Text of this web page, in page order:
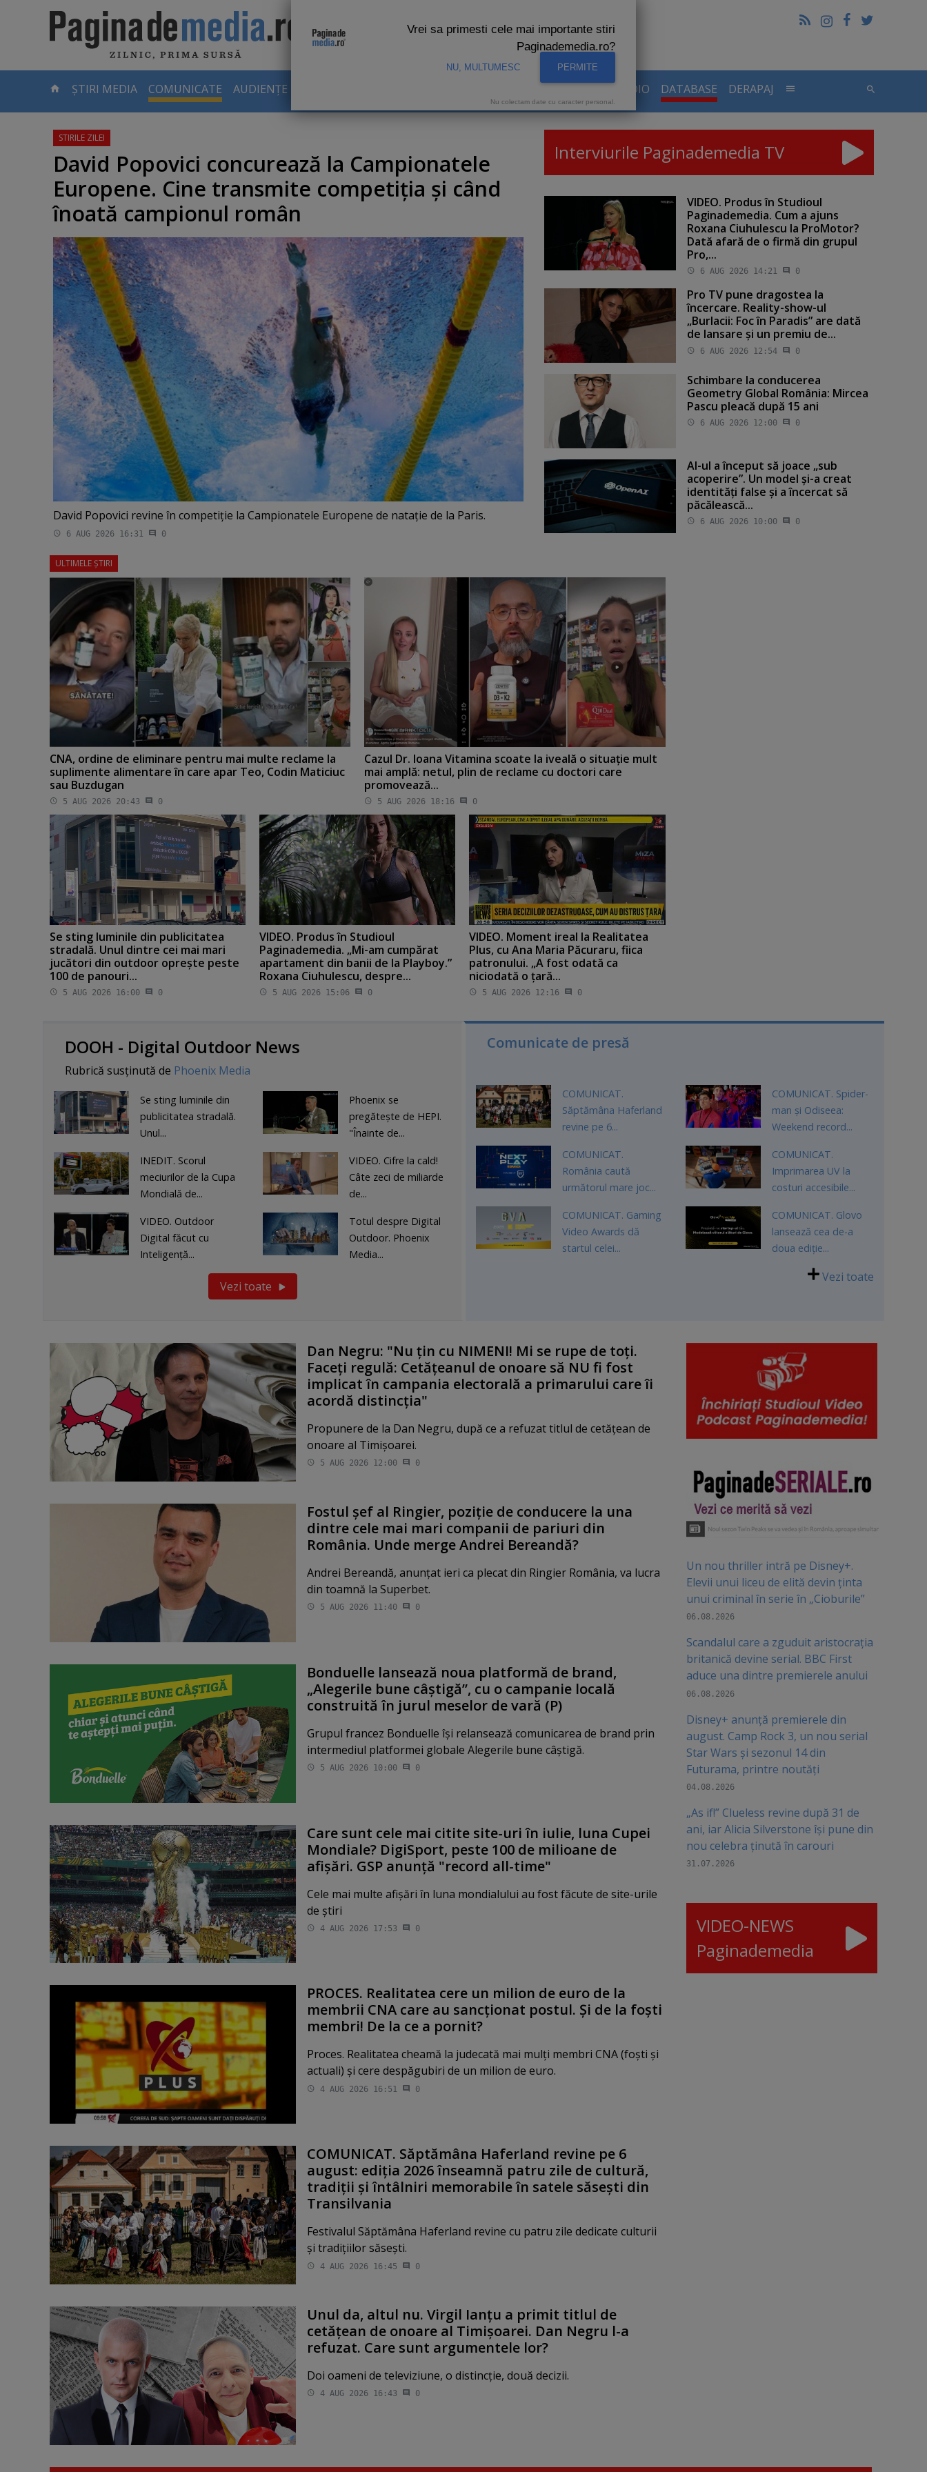
ȘTIRI MEDIA COMUNICATE AUDIENȚE TV AUDIENTE RADIO DATABASE DERAPAJ
David Popovici concurează la Campionatele
Europene. Cine transmite competiţia şi când
înoată campionul român
David Popovici revine în competiţie la Campionatele Europene de nataţie de la Paris.
6 AUG 2026 16:31 0
Interviurile Paginademedia TV
VIDEO. Produs în Studioul
Paginademedia. Cum a ajuns
Roxana Ciuhulescu la ProMotor?
Dată afară de o firmă din grupul
Pro,...
6 AUG 2026 14:21 0
Pro TV pune dragostea la
încercare. Reality-show-ul
„Burlacii: Foc în Paradis” are dată
de lansare şi un premiu de...
6 AUG 2026 12:54 0
Schimbare la conducerea
Geometry Global România: Mircea
Pascu pleacă după 15 ani
6 AUG 2026 12:00 0
AI-ul a început să joace „sub
acoperire”. Un model şi-a creat
identităţi false şi a încercat să
păcălească...
6 AUG 2026 10:00 0
CNA, ordine de eliminare pentru mai multe reclame la
suplimente alimentare în care apar Teo, Codin Maticiuc
sau Buzdugan
5 AUG 2026 20:43 0
Cazul Dr. Ioana Vitamina scoate la iveală o situaţie mult
mai amplă: netul, plin de reclame cu doctori care
promovează...
5 AUG 2026 18:16 0
Se sting luminile din publicitatea
stradală. Unul dintre cei mai mari
jucători din outdoor opreşte peste
100 de panouri...
5 AUG 2026 16:00 0
VIDEO. Produs în Studioul
Paginademedia. „Mi-am cumpărat
apartament din banii de la Playboy.”
Roxana Ciuhulescu, despre...
5 AUG 2026 15:06 0
VIDEO. Moment ireal la Realitatea
Plus, cu Ana Maria Păcuraru, fiica
patronului. „A fost odată ca
niciodată o ţară...
5 AUG 2026 12:16 0
DOOH - Digital Outdoor News
Rubrică susținută de Phoenix Media
Se sting luminile din
publicitatea stradală.
Unul...
Phoenix se
pregăteşte de HEPI.
"Înainte de...
INEDIT. Scorul
meciurilor de la Cupa
Mondială de...
VIDEO. Cifre la cald!
Câte zeci de miliarde
de...
VIDEO. Outdoor
Digital făcut cu
Inteligenţă...
Totul despre Digital
Outdoor. Phoenix
Media...
Vezi toate
Comunicate de presă
COMUNICAT.
Săptămâna Haferland
revine pe 6...
COMUNICAT. Spider-
man şi Odiseea:
Weekend record...
COMUNICAT.
România caută
următorul mare joc...
COMUNICAT.
Imprimarea UV la
costuri accesibile...
COMUNICAT. Gaming
Video Awards dă
startul celei...
COMUNICAT. Glovo
lansează cea de-a
doua ediţie...
Vezi toate
Dan Negru: "Nu ţin cu NIMENI! Mi se rupe de toţi.
Faceţi regulă: Cetăţeanul de onoare să NU fi fost
implicat în campania electorală a primarului care îi
acordă distincţia"
Propunere de la Dan Negru, după ce a refuzat titlul de cetăţean de
onoare al Timişoarei.
5 AUG 2026 12:00 0
Fostul şef al Ringier, poziţie de conducere la una
dintre cele mai mari companii de pariuri din
România. Unde merge Andrei Bereandă?
Andrei Bereandă, anunţat ieri ca plecat din Ringier România, va lucra
din toamnă la Superbet.
5 AUG 2026 11:40 0
Bonduelle lansează noua platformă de brand,
„Alegerile bune câştigă”, cu o campanie locală
construită în jurul meselor de vară (P)
Grupul francez Bonduelle îşi relansează comunicarea de brand prin
intermediul platformei globale Alegerile bune câştigă.
5 AUG 2026 10:00 0
Care sunt cele mai citite site-uri în iulie, luna Cupei
Mondiale? DigiSport, peste 100 de milioane de
afişări. GSP anunţă "record all-time"
Cele mai multe afişări în luna mondialului au fost făcute de site-urile
de ştiri
4 AUG 2026 17:53 0
PROCES. Realitatea cere un milion de euro de la
membrii CNA care au sancţionat postul. Şi de la foşti
membri! De la ce a pornit?
Proces. Realitatea cheamă la judecată mai mulţi membri CNA (foşti şi
actuali) şi cere despăgubiri de un milion de euro.
4 AUG 2026 16:51 0
COMUNICAT. Săptămâna Haferland revine pe 6
august: ediţia 2026 înseamnă patru zile de cultură,
tradiţii şi întâlniri memorabile în satele săseşti din
Transilvania
Festivalul Săptămâna Haferland revine cu patru zile dedicate culturii
şi tradiţiilor săseşti.
4 AUG 2026 16:45 0
Unul da, altul nu. Virgil Ianţu a primit titlul de
cetăţean de onoare al Timişoarei. Dan Negru l-a
refuzat. Care sunt argumentele lor?
Doi oameni de televiziune, o distincţie, două decizii.
4 AUG 2026 16:43 0
Un nou thriller intră pe Disney+.
Elevii unui liceu de elită devin ținta
unui criminal în serie în „Cioburile”
06.08.2026
Scandalul care a zguduit aristocrația
britanică devine serial. BBC First
aduce una dintre premierele anului
06.08.2026
Disney+ anunță premierele din
august. Camp Rock 3, un nou serial
Star Wars și sezonul 14 din
Futurama, printre noutăți
04.08.2026
„As if!” Clueless revine după 31 de
ani, iar Alicia Silverstone își pune din
nou celebra ținută în carouri
31.07.2026
VIDEO-NEWS
Paginademedia
Vrei sa primesti cele mai importante stiri
Paginademedia.ro?
NU, MULTUMESC PERMITE
Nu colectam date cu caracter personal.